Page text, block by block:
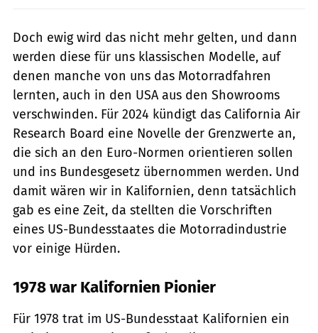
Doch ewig wird das nicht mehr gelten, und dann
werden diese für uns klassischen Modelle, auf
denen manche von uns das Motorradfahren
lernten, auch in den USA aus den Showrooms
verschwinden. Für 2024 kündigt das California Air
Research Board eine Novelle der Grenzwerte an,
die sich an den Euro-Normen orientieren sollen
und ins Bundesgesetz übernommen werden. Und
damit wären wir in Kalifornien, denn tatsächlich
gab es eine Zeit, da stellten die Vorschriften
eines US-Bundesstaates die Motorradindustrie
vor einige Hürden.
1978 war Kalifornien Pionier
Für 1978 trat im US-Bundesstaat Kalifornien ein